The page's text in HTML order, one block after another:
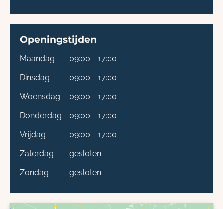
Openingstijden
Maandag
09:00 - 17:00
Dinsdag
09:00 - 17:00
Woensdag
09:00 - 17:00
Donderdag
09:00 - 17:00
Vrijdag
09:00 - 17:00
Zaterdag
gesloten
Zondag
gesloten